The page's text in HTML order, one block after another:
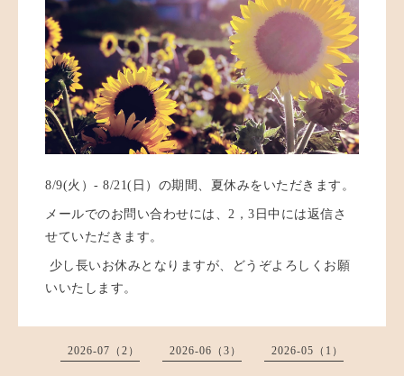
8/9(火）- 8/21(日）の期間、夏休みをいただきます。
メールでのお問い合わせには、2，3日中には返信さ
せていただきます。
少し長いお休みとなりますが、どうぞよろしくお願
いいたします。
2026-07（2） 2026-06（3） 2026-05（1）